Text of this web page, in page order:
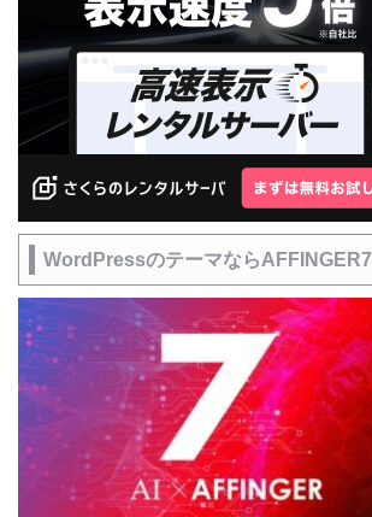
WordPressのテーマならAFFINGER7